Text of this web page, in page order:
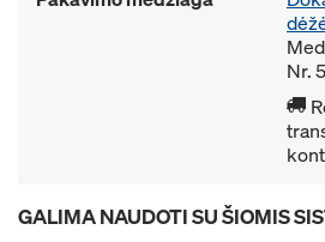
Nr.
GALIMA NAUDOTI SU ŠIOMIS